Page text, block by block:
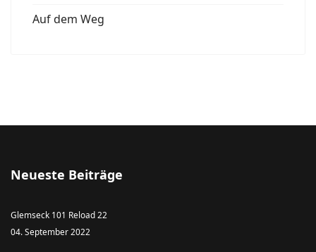
Auf dem Weg
Neueste Beiträge
Glemseck 101 Reload 22
04. September 2022